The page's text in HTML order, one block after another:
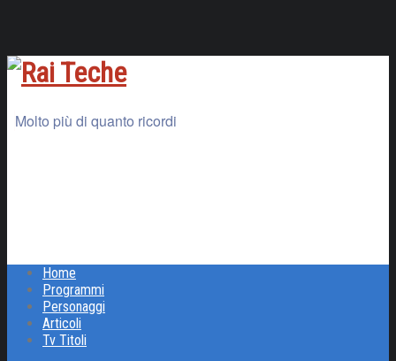
Molto più di quanto ricordi
Home
Programmi
Personaggi
Articoli
Tv Titoli